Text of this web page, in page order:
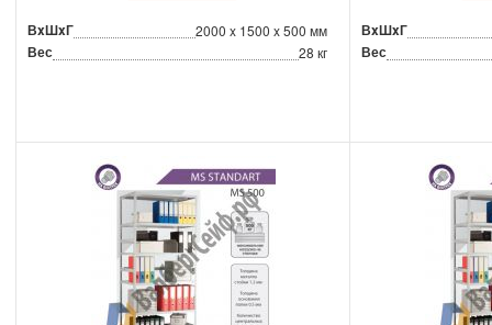
ВxШxГ 2000 x 1500 x 500 мм
Вес 28 кг
ВxШxГ
Вес